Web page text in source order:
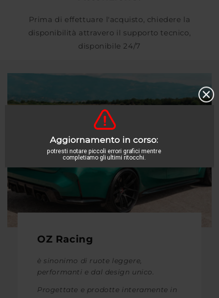
Prima di effettuare l'acquisto, chiedere la
disponibilità attravero il supporto tecnico,
disponibile 24/7
OZ Racing
è sinonimo di ruote leggere,
performanti e dal design unico.
Progettate e prodotte interamente in